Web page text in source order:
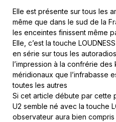
Elle est présente sur tous les
même que dans le sud de la
les enceintes finissent même
Elle, c’est la touche
en série sur tous les
l’impression à la confrérie
méridionaux que l’infrabasse
toutes les autres
Si cet article débute par cette
U2 semble né avec la touche
observateur aura bien